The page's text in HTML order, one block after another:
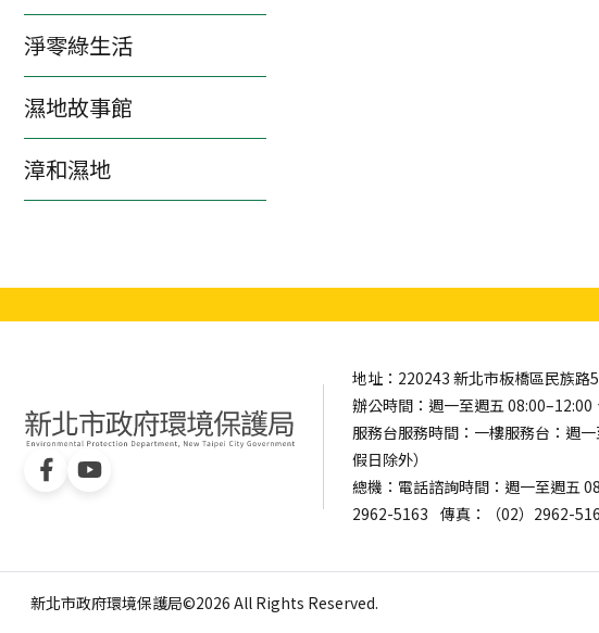
淨零綠生活
濕地故事館
漳和濕地
地址：220243 新北市板橋區民族路
辦公時間：週一至週五 08:00–12:00
服務台服務時間：一樓服務台：週
假日除外）
總機：電話諮詢時間：週一至週五
2962-5163 傳真：（02）2962-
新北市政府環境保護局©2026 All Rights Reserved.